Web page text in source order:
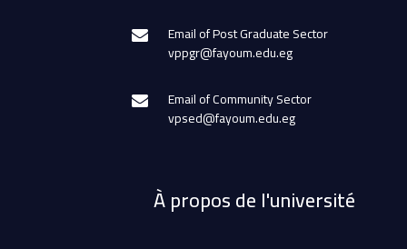
Email of Post Graduate Sector
vppgr@fayoum.edu.eg
Email of Community Sector
vpsed@fayoum.edu.eg
À propos de l'université